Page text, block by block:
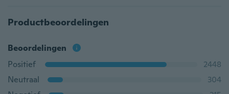
Productbeoordelingen
Beoordelingen
Positief
2448
Neutraal
304